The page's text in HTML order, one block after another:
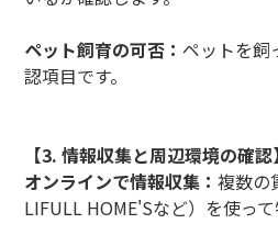
ペット飼育の可否：ペットを飼
認項目です。
【3. 情報収集と周辺環境の確認】
オンラインで情報収集：複数の
LIFULL HOME'Sなど）を使って